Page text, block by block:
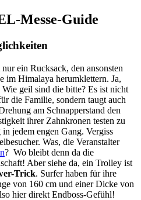
Messe-Guide
ein Rucksack, den ansonsten
im Himalaya herumklettern. Ja,
Wie geil sind die bitte? Es ist nicht
die Familie, sondern taugt auch
am Schnapperstand den
ihrer Zahnkronen testen zu
jedem engen Gang. Vergiss
Was, die Veranstalter
? Wo bleibt denn da die
Aber siehe da, ein Trolley ist
Trick. Surfer haben für ihre
von 160 cm und einer Dicke von
hier direkt Endboss-Gefühl!